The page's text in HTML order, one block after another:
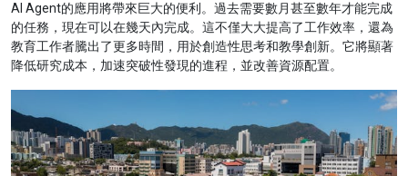
AI Agent的應用將帶來巨大的便利。過去需要數月甚至數年才能完成
的任務，現在可以在幾天內完成。這不僅大大提高了工作效率，還為
教育工作者騰出了更多時間，用於創造性思考和教學創新。它將顯著
降低研究成本，加速突破性發現的進程，並改善資源配置。